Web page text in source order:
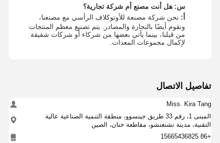
س: هل أنت مصنع أم شركة تجارية؟
أ: نحن شركة مصنعة للأوتوكلاف الرأسي مع مصنعنا،
ونقوم أيضًا بالتجارة والمصادر. يتم تصنيع معظم المنتجات
من قبلنا، بينما يأتي بعضها من شركاء أو شركات شقيقة
لإكمال مجموعات المعدات.
تفاصيل الاتصال
Miss. Kira Tang
المبنى 1، رقم 33 طريق جينسوو، منطقة التنمية الصناعية عالية
التقنية، مدينة تشنغتشو، مقاطعة خنان، الصين
+86 15665436825